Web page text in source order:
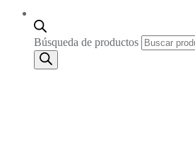
Búsqueda de productos